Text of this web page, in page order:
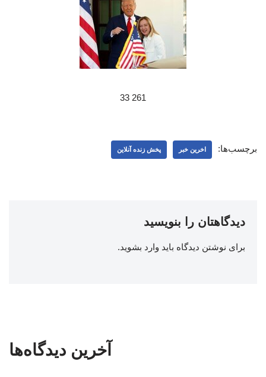
261 33
برچسب‌ها: اخرین خبر پخش زنده آنلاین
دیدگاهتان را بنویسید
برای نوشتن دیدگاه باید وارد بشوید.
آخرین دیدگاه‌ها